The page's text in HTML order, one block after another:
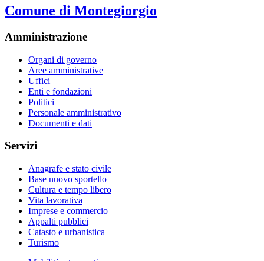
Comune di Montegiorgio
Amministrazione
Organi di governo
Aree amministrative
Uffici
Enti e fondazioni
Politici
Personale amministrativo
Documenti e dati
Servizi
Anagrafe e stato civile
Base nuovo sportello
Cultura e tempo libero
Vita lavorativa
Imprese e commercio
Appalti pubblici
Catasto e urbanistica
Turismo